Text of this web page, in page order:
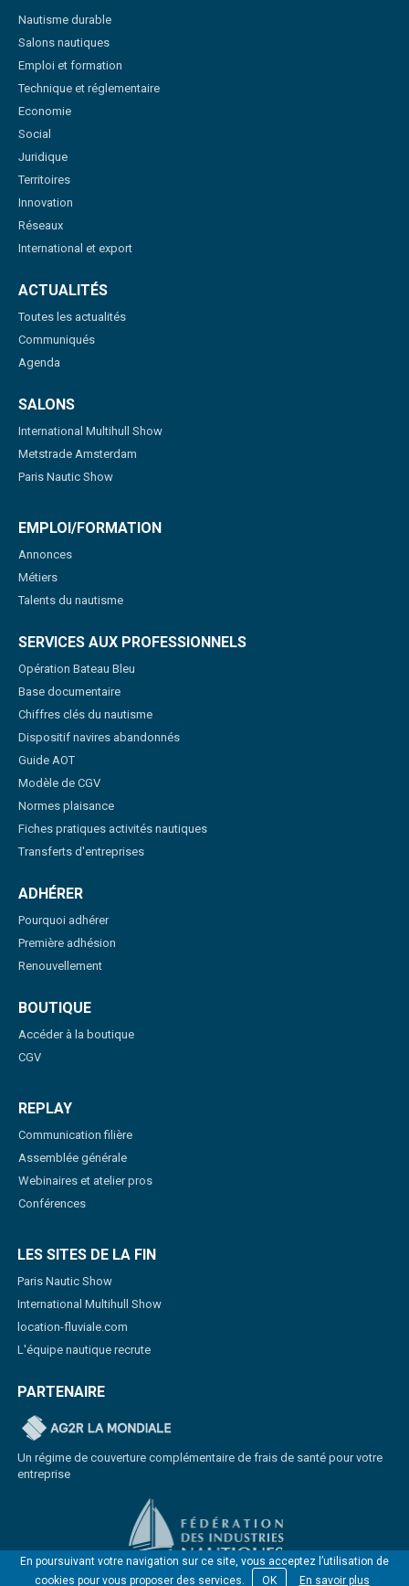
En poursuivant votre navigation sur ce site, vous acceptez l’utilisation de
cookies pour vous proposer des services.
OK En savoir plus
Nautisme durable
Salons nautiques
Emploi et formation
Technique et réglementaire
Economie
Social
Juridique
Territoires
Innovation
Réseaux
International et export
ACTUALITÉS
Toutes les actualités
Communiqués
Agenda
SALONS
International Multihull Show
Metstrade Amsterdam
Paris Nautic Show
EMPLOI/FORMATION
Annonces
Métiers
Talents du nautisme
SERVICES AUX PROFESSIONNELS
Opération Bateau Bleu
Base documentaire
Chiffres clés du nautisme
Dispositif navires abandonnés
Guide AOT
Modèle de CGV
Normes plaisance
Fiches pratiques activités nautiques
Transferts d'entreprises
ADHÉRER
Pourquoi adhérer
Première adhésion
Renouvellement
BOUTIQUE
Accéder à la boutique
CGV
REPLAY
Communication filière
Assemblée générale
Webinaires et atelier pros
Conférences
LES SITES DE LA FIN
Paris Nautic Show
International Multihull Show
location-fluviale.com
L'équipe nautique recrute
PARTENAIRE
Un régime de couverture complémentaire de frais de santé pour votre
entreprise